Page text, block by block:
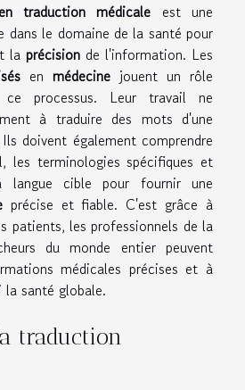
traduction médicale est une
dans le domaine de la santé pour
la précision de l'information. Les
en médecine jouent un rôle
ce processus. Leur travail ne
à traduire des mots d'une
doivent également comprendre
les terminologies spécifiques et
langue cible pour fournir une
précise et fiable. C'est grâce à
patients, les professionnels de la
du monde entier peuvent
médicales précises et à
santé globale.
traduction